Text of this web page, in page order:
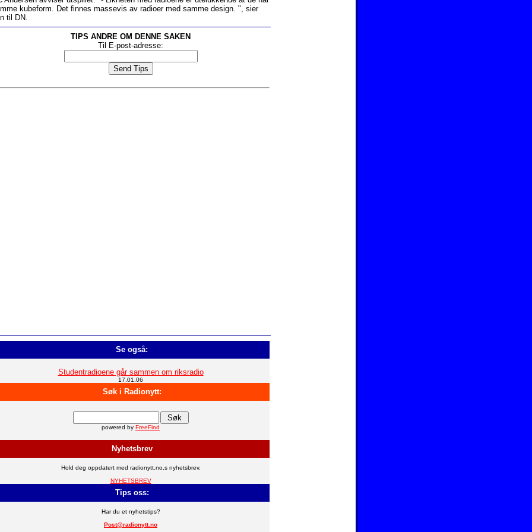
kubeform. Det finnes massevis av radioer med samme design. ", sier
til DN.
TIPS ANDRE OM DENNE SAKEN
Til E-post-adresse:
Se også:
Studentradioene går sammen om riksradio
17.01.06
Søk i Radionytt:
powered by FreeFind
Nyhetsbrev
Hold deg oppdatert med radionytt.no,s nyhetsbrev.
NYHETSBREV
Tips oss:
Har du et nyhetstips?
Post@radionytt.no